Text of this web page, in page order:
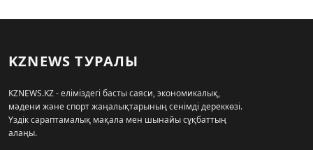
KZNEWS ТУРАЛЫ
KZNEWS.KZ - еліміздегі басты саяси, экономикалық,
мәдени және спорт жаңалықтарының сенімді дереккөзі.
Үздік сараптамалық мақала мен шынайы сұқбаттың
алаңы.